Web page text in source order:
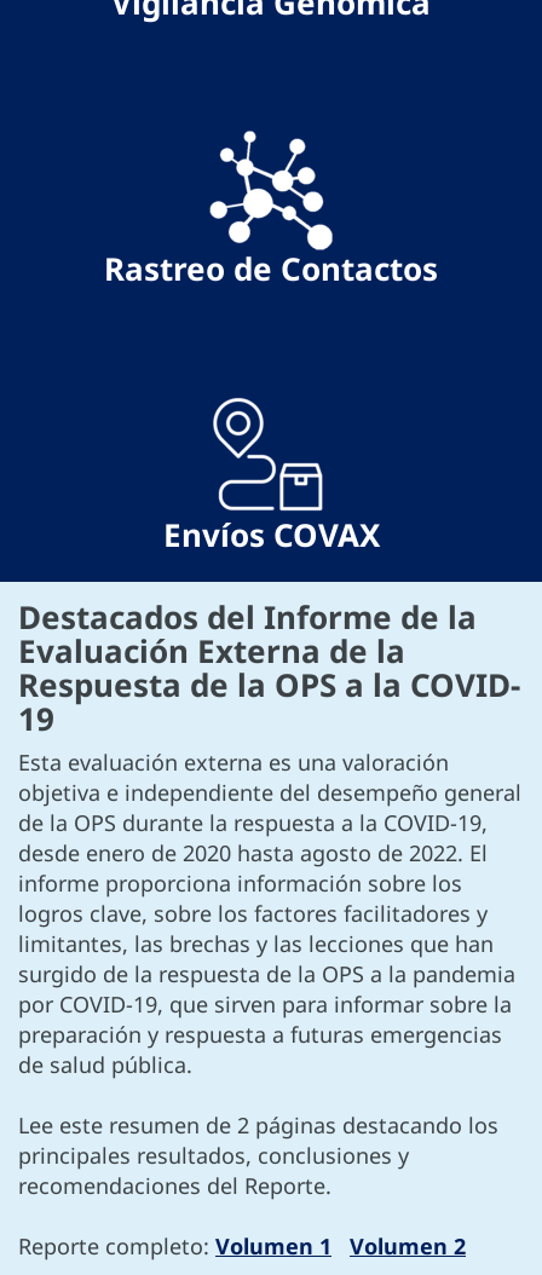
Rastreo de Contactos
Envíos COVAX
Destacados del Informe de la
Evaluación Externa de la
Respuesta de la OPS a la COVID-
19
Esta evaluación externa es una valoración
objetiva e independiente del desempeño general
de la OPS durante la respuesta a la COVID-19,
desde enero de 2020 hasta agosto de 2022. El
informe proporciona información sobre los
logros clave, sobre los factores facilitadores y
limitantes, las brechas y las lecciones que han
surgido de la respuesta de la OPS a la pandemia
por COVID-19, que sirven para informar sobre la
preparación y respuesta a futuras emergencias
de salud pública.
Lee este resumen de 2 páginas destacando los
principales resultados, conclusiones y
recomendaciones del Reporte.
Reporte completo: Volumen 1 Volumen 2